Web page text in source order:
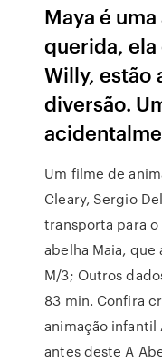
Maya é
querida, ela
Willy, estão
diversão.
Um filme de
Cleary, Sergio
transporta para o
abelha Maia, que
M/3; Outros
83 min. Confira
animação infantil
antes deste A